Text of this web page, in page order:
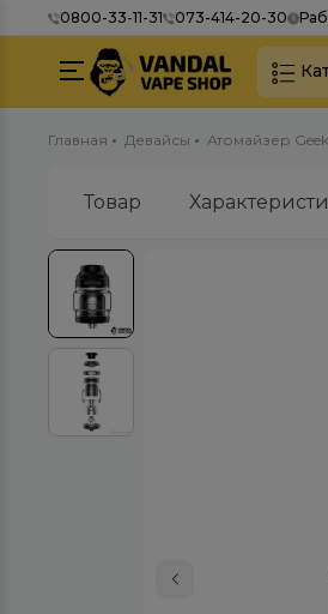
0800-33-11-31 073-414-20-30
Главная Девайсы Атомайзер
Товар